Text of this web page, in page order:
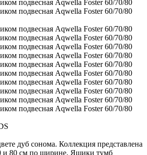
дуб сонома. Коллекция представлена
и 80 см по ширине. Ящики тумб